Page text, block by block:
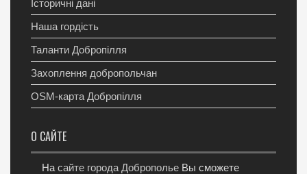
Історичні дані
Наша гордість
Таланти Добропілля
Захоплення добропольчан
OSM-карта Добропілля
О САЙТЕ
На сайте города Доброполье Вы сможете